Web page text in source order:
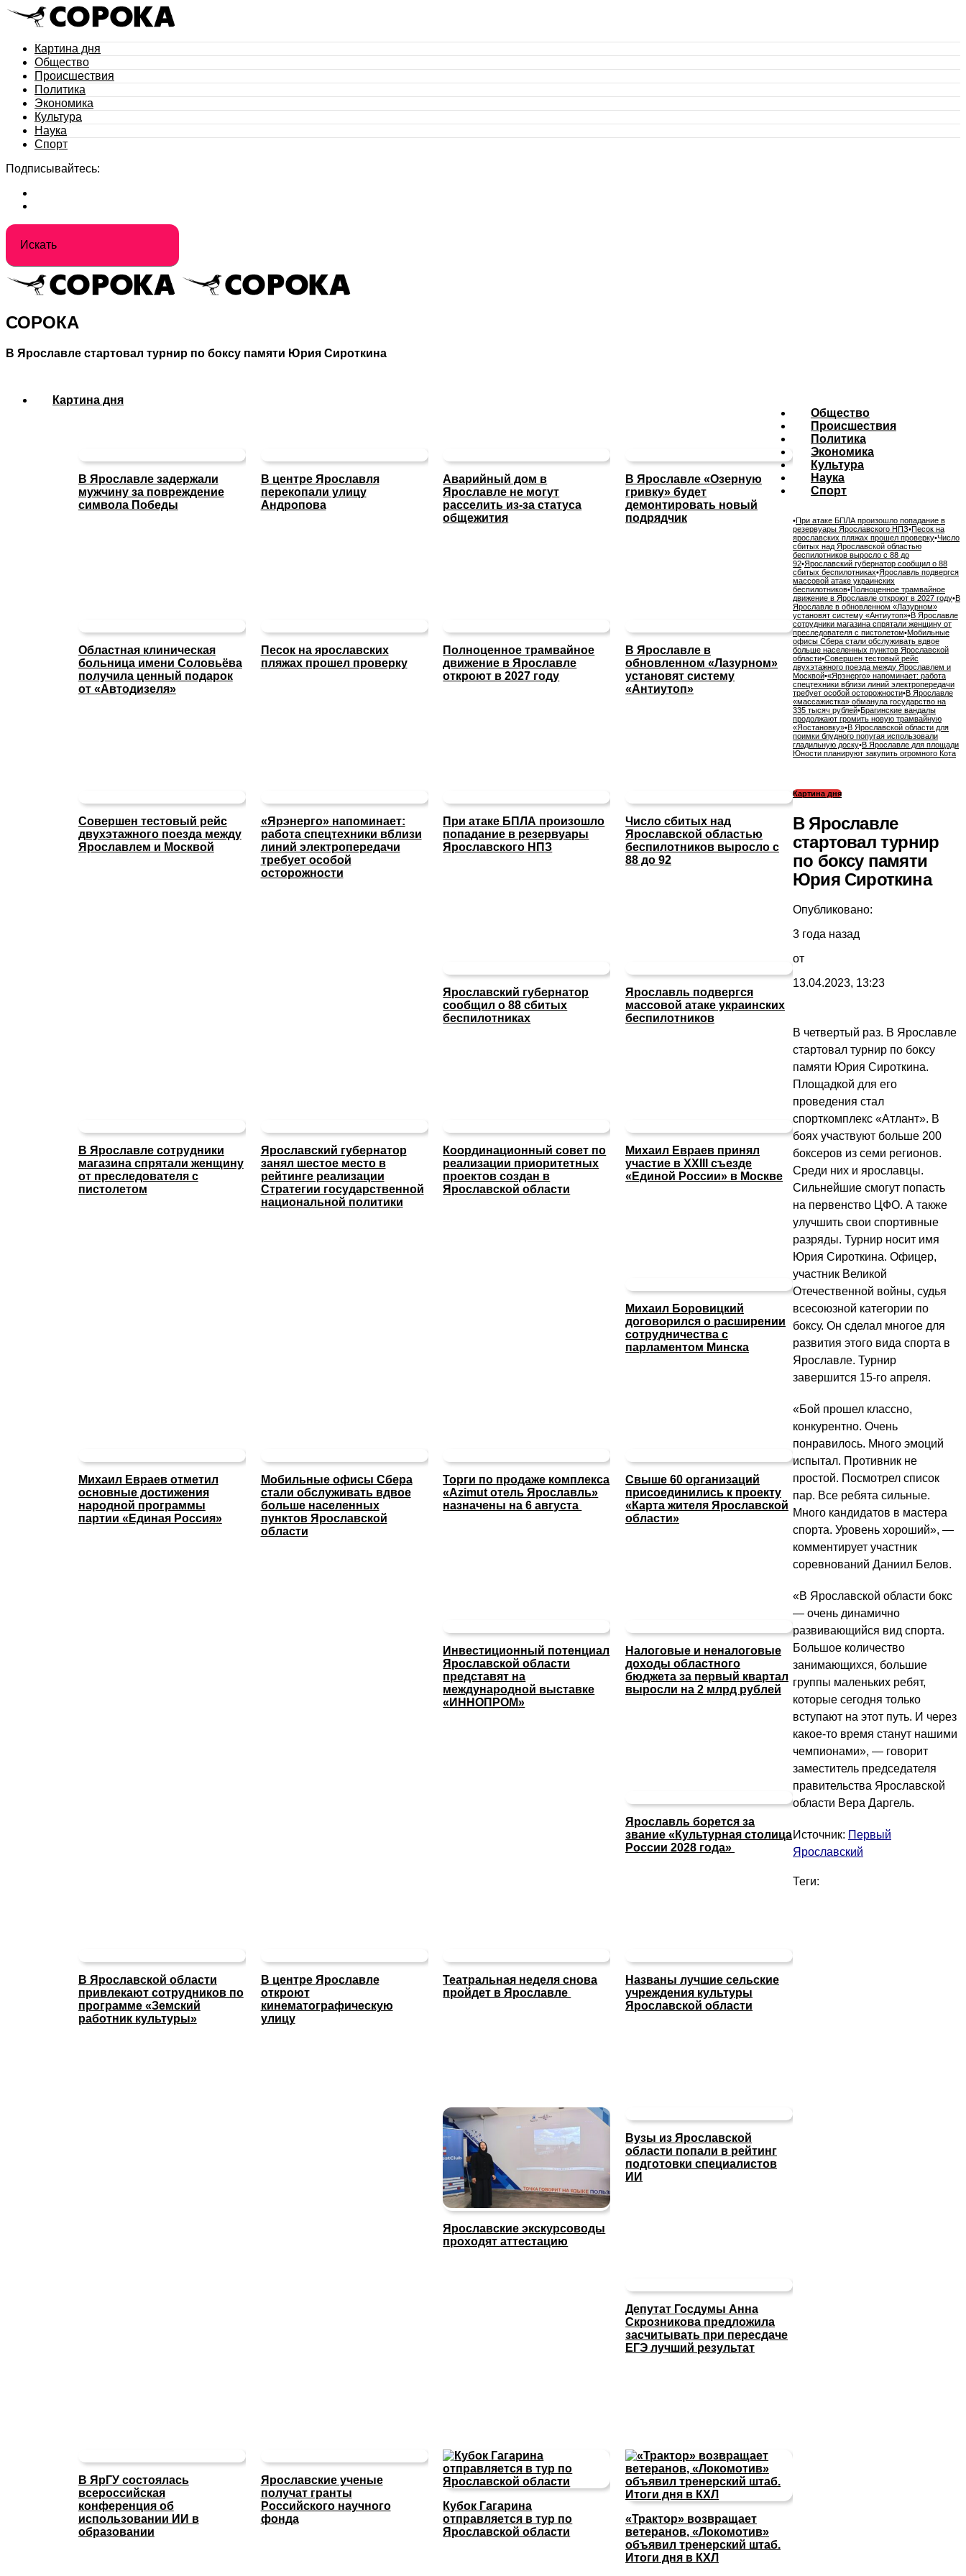
Картина дня
Общество
Происшествия
Политика
Экономика
Культура
Наука
Спорт
Подписывайтесь:
СОРОКА
В Ярославле стартовал турнир по боксу памяти Юрия Сироткина
Картина дня
В Ярославле задержали
мужчину за повреждение
символа Победы
В центре Ярославля
перекопали улицу
Андропова
Аварийный дом в
Ярославле не могут
расселить из-за статуса
общежития
В Ярославле «Озерную
гривку» будет
демонтировать новый
подрядчик
Областная клиническая
больница имени Соловьёва
получила ценный подарок
от «Автодизеля»
Общество
Песок на ярославских
пляжах прошел проверку
Полноценное трамвайное
движение в Ярославле
откроют в 2027 году
В Ярославле в
обновленном «Лазурном»
установят систему
«Антиутоп»
Совершен тестовый рейс
двухэтажного поезда между
Ярославлем и Москвой
«Ярэнерго» напоминает:
работа спецтехники вблизи
линий электропередачи
требует особой
осторожности
Происшествия
При атаке БПЛА произошло
попадание в резервуары
Ярославского НПЗ
Число сбитых над
Ярославской областью
беспилотников выросло с
88 до 92
Ярославский губернатор
сообщил о 88 сбитых
беспилотниках
Ярославль подвергся
массовой атаке украинских
беспилотников
В Ярославле сотрудники
магазина спрятали женщину
от преследователя с
пистолетом
Политика
Ярославский губернатор
занял шестое место в
рейтинге реализации
Стратегии государственной
национальной политики
Координационный совет по
реализации приоритетных
проектов создан в
Ярославской области
Михаил Евраев принял
участие в XXIII съезде
«Единой России» в Москве
Михаил Боровицкий
договорился о расширении
сотрудничества с
парламентом Минска
Михаил Евраев отметил
основные достижения
народной программы
партии «Единая Россия»
Экономика
Мобильные офисы Сбера
стали обслуживать вдвое
больше населенных
пунктов Ярославской
области
Торги по продаже комплекса
«Azimut отель Ярославль»
назначены на 6 августа
Свыше 60 организаций
присоединились к проекту
«Карта жителя Ярославской
области»
Инвестиционный потенциал
Ярославской области
представят на
международной выставке
«ИННОПРОМ»
Налоговые и неналоговые
доходы областного
бюджета за первый квартал
выросли на 2 млрд рублей
Культура
Ярославль борется за
звание «Культурная столица
России 2028 года»
В Ярославской области
привлекают сотрудников по
программе «Земский
работник культуры»
В центре Ярославле
откроют
кинематографическую
улицу
Театральная неделя снова
пройдет в Ярославле
Названы лучшие сельские
учреждения культуры
Ярославской области
Наука
Ярославские экскурсоводы
проходят аттестацию
Вузы из Ярославской
области попали в рейтинг
подготовки специалистов
ИИ
Депутат Госдумы Анна
Скрозникова предложила
засчитывать при пересдаче
ЕГЭ лучший результат
В ЯрГУ состоялась
всероссийская
конференция об
использовании ИИ в
образовании
Ярославские ученые
получат гранты
Российского научного
фонда
Спорт
Кубок Гагарина
отправляется в тур по
Ярославской области
«Трактор» возвращает
ветеранов, «Локомотив»
объявил тренерский штаб.
Итоги дня в КХЛ
•При атаке БПЛА произошло попадание в
резервуары Ярославского НПЗ•Песок на
ярославских пляжах прошел проверку•Число
сбитых над Ярославской областью
беспилотников выросло с 88 до
92•Ярославский губернатор сообщил о 88
сбитых беспилотниках•Ярославль подвергся
массовой атаке украинских
беспилотников•Полноценное трамвайное
движение в Ярославле откроют в 2027 году•В
Ярославле в обновленном «Лазурном»
установят систему «Антиутоп»•В Ярославле
сотрудники магазина спрятали женщину от
преследователя с пистолетом•Мобильные
офисы Сбера стали обслуживать вдвое
больше населенных пунктов Ярославской
области•Совершен тестовый рейс
двухэтажного поезда между Ярославлем и
Москвой•«Ярэнерго» напоминает: работа
спецтехники вблизи линий электропередачи
требует особой осторожности•В Ярославле
«массажистка» обманула государство на
335 тысяч рублей•Брагинские вандалы
продолжают громить новую трамвайную
«Яостановку»•В Ярославской области для
поимки блудного попугая использовали
гладильную доску•В Ярославле для площади
Юности планируют закупить огромного Кота
Картина дня
В Ярославле
стартовал турнир
по боксу памяти
Юрия Сироткина
Опубликовано:
3 года назад
от
13.04.2023, 13:23
В четвертый раз. В Ярославле
стартовал турнир по боксу
памяти Юрия Сироткина.
Площадкой для его
проведения стал
спорткомплекс «Атлант». В
боях участвуют больше 200
боксеров из семи регионов.
Среди них и ярославцы.
Сильнейшие смогут попасть
на первенство ЦФО. А также
улучшить свои спортивные
разряды. Турнир носит имя
Юрия Сироткина. Офицер,
участник Великой
Отечественной войны, судья
всесоюзной категории по
боксу. Он сделал многое для
развития этого вида спорта в
Ярославле. Турнир
завершится 15-го апреля.
«Бой прошел классно,
конкурентно. Очень
понравилось. Много эмоций
испытал. Противник не
простой. Посмотрел список
пар. Все ребята сильные.
Много кандидатов в мастера
спорта. Уровень хороший», —
комментирует участник
соревнований Даниил Белов.
«В Ярославской области бокс
— очень динамично
развивающийся вид спорта.
Большое количество
занимающихся, большие
группы маленьких ребят,
которые сегодня только
вступают на этот путь. И через
какое-то время станут нашими
чемпионами», — говорит
заместитель председателя
правительства Ярославской
области Вера Даргель.
Источник: Первый
Ярославский
Теги: